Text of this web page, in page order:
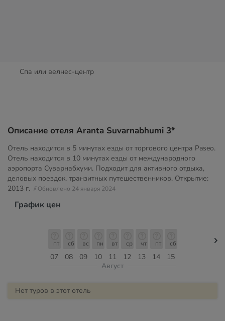
Спа или велнес-центр
Описание отеля Aranta Suvarnabhumi 3*
Отель находится в 5 минутах езды от торгового центра Paseo.
Отель находится в 10 минутах езды от международного
аэропорта Суварнабхуми. Подходит для активного отдыха,
деловых поездок, транзитных путешественников. Открытие:
2013 г. // Обновлено 24 января 2024
График цен
07
пт
08
сб
09
вс
10
пн
11
вт
12
ср
13
чт
14
пт
15
сб
Август
Нет туров в этот отель